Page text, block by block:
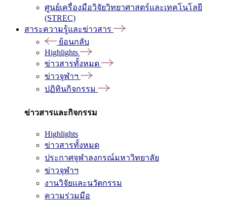
ศูนย์เครื่องมือวิจัยวิทยาศาสตร์และเทคโนโลยี
(STREC)
สาระความรู้และข่าวสาร
ย้อนกลับ
Highlights
ข่าวสารทั้งหมด
ข่าวจุฬาฯ
ปฏิทินกิจกรรม
ข่าวสารและกิจกรรม
Highlights
ข่าวสารทั้งหมด
ประกาศจุฬาลงกรณ์มหาวิทยาลัย
ข่าวจุฬาฯ
งานวิจัยและนวัตกรรม
ความร่วมมือ